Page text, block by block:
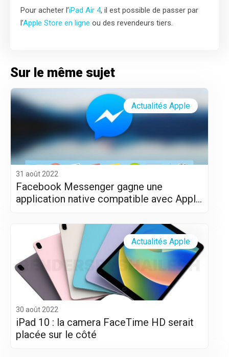
Pour acheter l’iPad Air 4, il est possible de passer par
l’Apple Store en ligne ou des revendeurs tiers.
Sur le même sujet
31 août 2022
Facebook Messenger gagne une
application native compatible avec Apple
Actualités Apple
30 août 2022
iPad 10 : la camera FaceTime HD serait
placée sur le côté
Actualités Apple